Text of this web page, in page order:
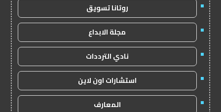
روتانا تسويق
مجلة الابداع
نادي الترددات
استشارات اون لاين
المعارف